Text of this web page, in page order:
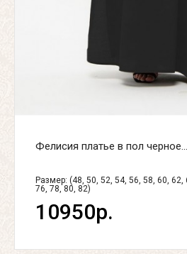
Фелисия платье в пол черное...
Размер: (48, 50, 52, 54, 56, 58, 60, 62,
76, 78, 80, 82)
10950р.